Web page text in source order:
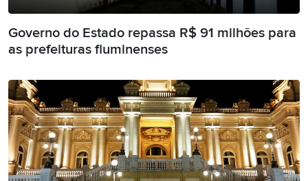
Governo do Estado repassa R$ 91 milhões para
as prefeituras fluminenses